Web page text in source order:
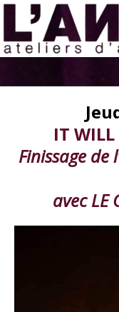
IT WILL
Finissage de
avec LE